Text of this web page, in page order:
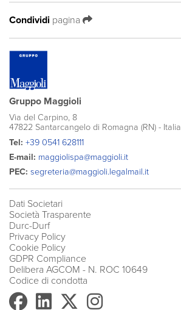
Condividi pagina
Gruppo Maggioli
Via del Carpino, 8
47822 Santarcangelo di Romagna (RN) - Italia
Tel: +39 0541 628111
E-mail: maggiolispa@maggioli.it
PEC: segreteria@maggioli.legalmail.it
Dati Societari
Società Trasparente
Durc-Durf
Privacy Policy
Cookie Policy
GDPR Compliance
Delibera AGCOM - N. ROC 10649
Codice di condotta